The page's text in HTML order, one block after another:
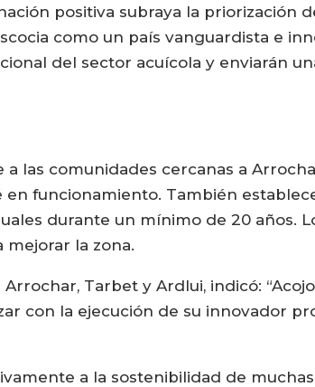
positiva subraya la priorización
como un país vanguardista e
del sector acuícola y enviarán
las comunidades cercanas a
funcionamiento. También
durante un mínimo de 20 años.
la zona.
Tarbet y Ardlui, indicó:
con la ejecución de su innovador
a la sostenibilidad de